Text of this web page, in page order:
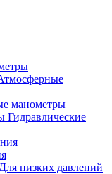
манометры
Гидравлические
Для низких давлений